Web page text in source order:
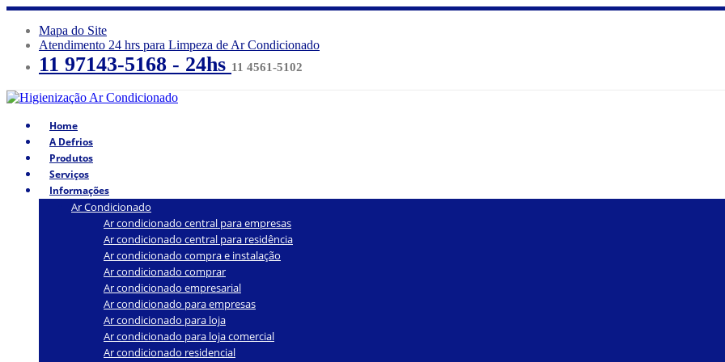
Mapa do Site
Atendimento 24 hrs para Limpeza de Ar Condicionado
11 97143-5168 - 24hs 11 4561-5102
Home
A Defrios
Produtos
Serviços
Informações
Ar Condicionado
Ar condicionado central para empresas
Ar condicionado central para residência
Ar condicionado compra e instalação
Ar condicionado comprar
Ar condicionado empresarial
Ar condicionado para empresas
Ar condicionado para loja
Ar condicionado para loja comercial
Ar condicionado residencial